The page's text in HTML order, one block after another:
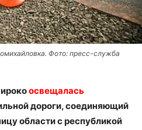
Фото: пресс-служба
освещалась
дороги, соединяющий
области с республикой